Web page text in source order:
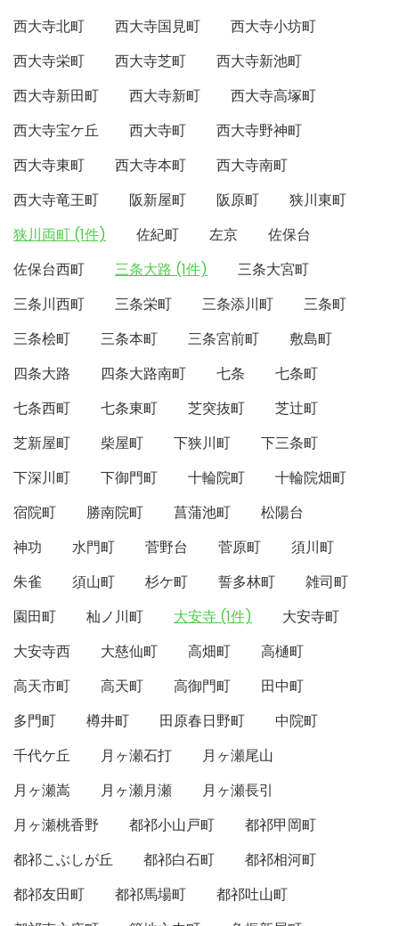
西大寺北町
西大寺国見町
西大寺小坊町
西大寺栄町
西大寺芝町
西大寺新池町
西大寺新田町
西大寺新町
西大寺高塚町
西大寺宝ケ丘
西大寺町
西大寺野神町
西大寺東町
西大寺本町
西大寺南町
西大寺竜王町
阪新屋町 阪原町
狭川東町
狭川両町 (1件)
佐紀町 左京
佐保台
佐保台西町
三条大路 (1件)
三条大宮町
三条川西町
三条栄町 三条添川町
三条町
三条桧町
三条本町 三条宮前町
敷島町
四条大路
四条大路南町 七条
七条町
七条西町
七条東町 芝突抜町
芝辻町
芝新屋町
柴屋町 下狭川町
下三条町
下深川町
下御門町 十輪院町
十輪院畑町
宿院町
勝南院町 菖蒲池町
松陽台
神功
水門町 菅野台 菅原町
須川町
朱雀
須山町 杉ケ町 誓多林町
雑司町
園田町
杣ノ川町 大安寺 (1件)
大安寺町
大安寺西
大慈仙町 高畑町
高樋町
高天市町
高天町 高御門町
田中町
多門町
樽井町 田原春日野町
中院町
千代ケ丘
月ヶ瀬石打
月ヶ瀬尾山
月ヶ瀬嵩
月ヶ瀬月瀬
月ヶ瀬長引
月ヶ瀬桃香野
都祁小山戸町
都祁甲岡町
都祁こぶしが丘
都祁白石町
都祁相河町
都祁友田町
都祁馬場町
都祁吐山町